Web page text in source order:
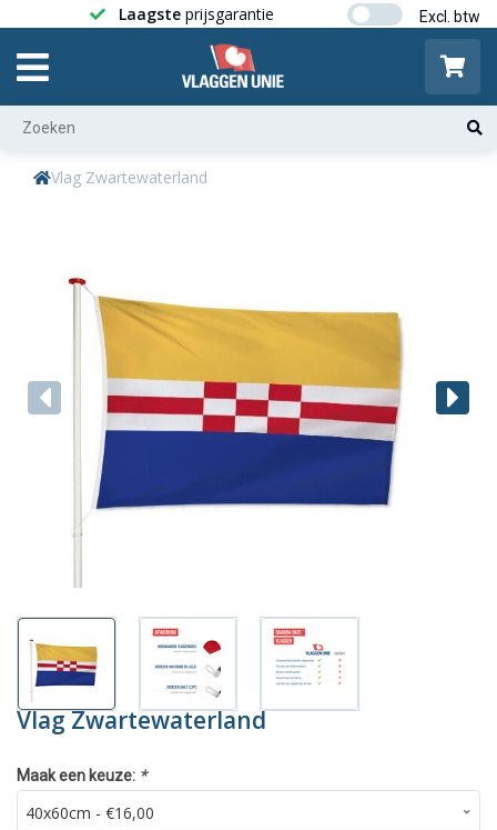
Laagste prijsgarantie Gratis
Vlag Zwartewaterland
Vlag Zwartewaterland
Maak een keuze: *